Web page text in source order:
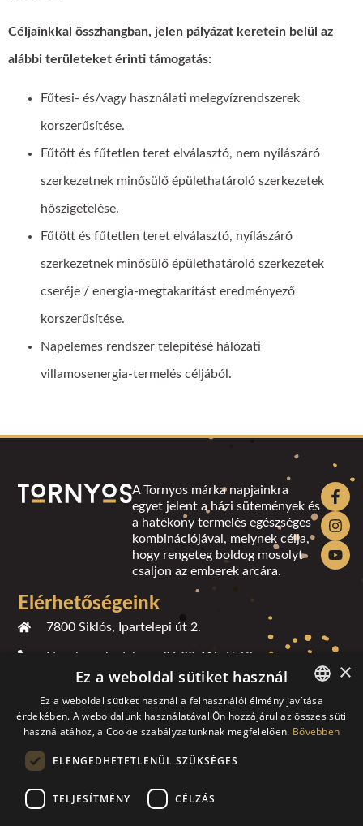
Céljainkkal összhangban, jelen pályázat keretein belül az
alábbi területeket érinti támogatás:
Fűtesi- és/vagy használati melegvízrendszerek
korszerűsítése.
Fűtött és fűtetlen teret elválasztó, nem nyílászáró
szerkezetnek minősülő épülethatároló szerkezetek
hőszigetelése.
Fűtött és fűtetlen teret elválasztó, nyílászáró
szerkezetnek minősülő épülethatároló szerkezetek
cseréje / energia-megtakarítást eredményező
korszerűsítése.
Napelemes rendszer telepítésé hálózati
villamosenergia-termelés céljából.
A Tornyos márka napjainkra
egyet jelent a házi sütemények és
a hatékony termelés egészséges
kombinációjával, melynek célja,
hogy rengeteg boldog mosolyt
csaljon az emberek arcára.
Elérhetőségeink
7800 Siklós, Ipartelepi út 2.
Nagykereskedelem +36 20 415 6569
Kiskereskedelem +36 30 709 8217
Pénzügy +36 30 291 8474 HUNGARIAN
×
Ez a weboldal sütiket használ
Ez a weboldal sütiket használ a felhasználói élmény javítása
érdekében. A weboldalunk használatával Ön hozzájárul az összes süti
használatához, a Cookie szabályzatunknak megfelelően. Bővebben
ELENGEDHETETLENÜL SZÜKSÉGES
TELJESÍTMÉNY CÉLZÁS